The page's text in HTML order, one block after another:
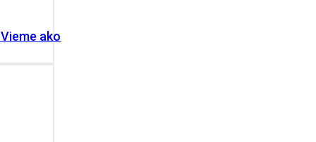
ako